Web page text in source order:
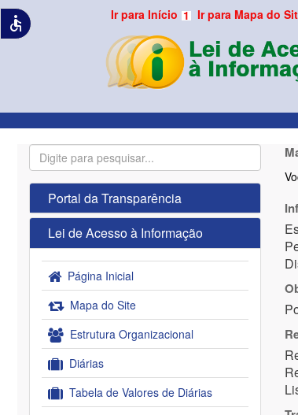
accessible Ir para Início 1 Ir para Mapa do
Portal da Transparência
Lei de Acesso à Informação
Página Inicial
Mapa do Site
Estrutura Organizacional
Diárias
Tabela de Valores de Diárias